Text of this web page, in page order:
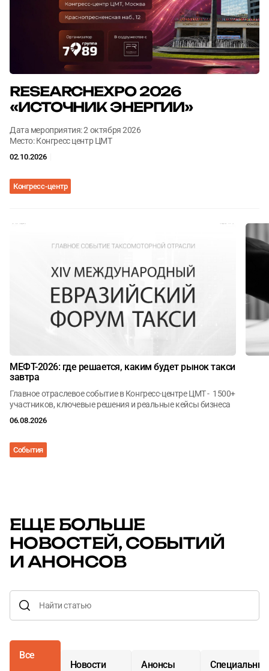
RESEARCHEXPO 2026
«ИСТОЧНИК ЭНЕРГИИ»
Дата мероприятия: 2 октября 2026
Место: Конгресс центр ЦМТ
02.10.2026
Конгресс-центр
МЕФТ-2026: где решается, каким будет рынок такси
завтра
Главное отраслевое событие в Конгресс-центре ЦМТ - 1500+
участников, ключевые решения и реальные кейсы бизнеса
06.08.2026
События
ЕЩЕ БОЛЬШЕ
НОВОСТЕЙ,СОБЫТИЙ
И АНОНСОВ
Все
Новости
Анонсы
Согласен сполитикой конфиденциальности
ОТПРАВИТЬ
Согласен сполитикой конфиденциальности
ОТПРАВИТЬ